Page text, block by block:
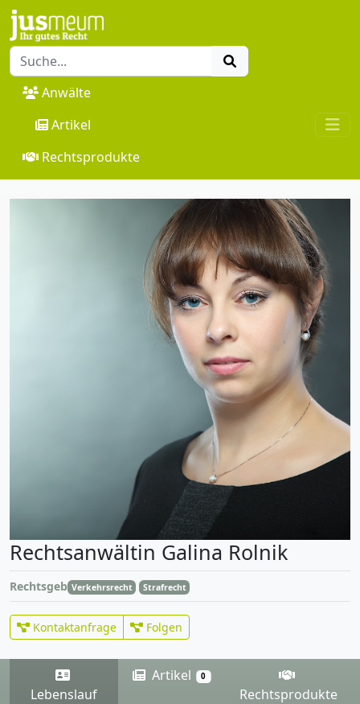
Anwälte
Artikel
Rechtsprodukte
Rechtsanwältin Galina Rolnik
RechtsgebieteVerkehrsrecht Strafrecht
Kontaktanfrage Folgen
Lebenslauf
Artikel 0
Rechtsprodukte